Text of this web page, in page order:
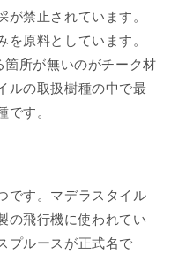
禁止されています。
原料としています。
所が無いのがチーク材
ルの取扱樹種の中で最
す。
です。マデラスタイル
の飛行機に使われてい
プルースが正式名で